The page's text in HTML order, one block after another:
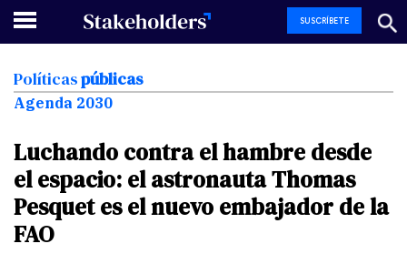
SUSCRÍBETE
Políticaspúblicas
Agenda 2030
Luchando contra elhambre desde
el espacio: el astronautaThomas
Pesquet es elnuevo embajador dela
FAO